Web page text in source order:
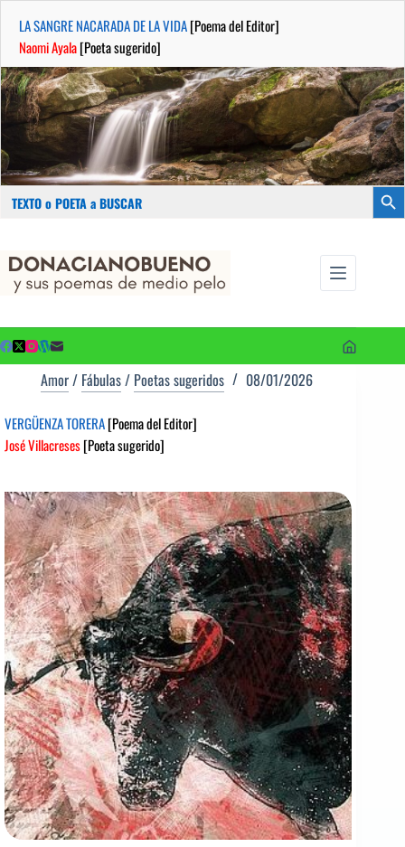
LA SANGRE NACARADA DE LA VIDA[Poema del Editor]
Naomi Ayala[Poeta sugerido]
Buscar:
contenido
Amor/ Fábulas/ Poetas sugeridos 08/01/2026
VERGÜENZA TORERA[Poema del Editor]
José Villacreses[Poeta sugerido]